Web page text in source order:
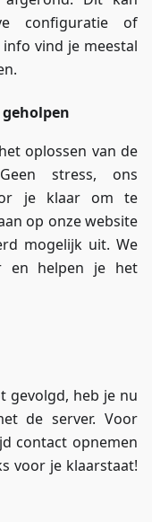
configuratie of
vind je meestal
oplossen van de
stress, ons
je klaar om te
op onze website
mogelijk uit. We
en helpen je het
gevolgd, heb je nu
de server. Voor
contact opnemen
voor je klaarstaat!